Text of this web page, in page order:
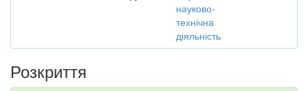
науково-
технічна
діяльність
Розкриття